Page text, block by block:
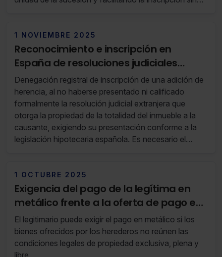
indispensables para la navegación.
1 NOVIEMBRE 2025
Reconocimiento e inscripción en
España de resoluciones judiciales
extranjeras sobre bienes inmuebles en
procesos de divorcio
Denegación registral de inscripción de una adición de
herencia, al no haberse presentado ni calificado
formalmente la resolución judicial extranjera que
otorga la propiedad de la totalidad del inmueble a la
causante, exigiendo su presentación conforme a la
legislación hipotecaria española. Es necesario el
derivadas de los divorcios en el extranjero.
1 OCTUBRE 2025
Exigencia del pago de la legítima en
metálico frente a la oferta de pago en
bienes
El legitimario puede exigir el pago en metálico si los
bienes ofrecidos por los herederos no reúnen las
condiciones legales de propiedad exclusiva, plena y
libre